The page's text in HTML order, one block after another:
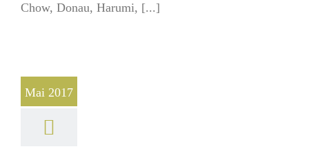
Chow, Donau, Harumi, [...]
Mai 2017